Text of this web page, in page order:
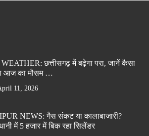
छत्तीसगढ़ में बढ़ेगा परा, जानें कैसा
आज का मौसम …
11, 2026
NEWS: गैस संकट या कालाबाजारी?
में 5 हजार में बिक रहा सिलेंडर